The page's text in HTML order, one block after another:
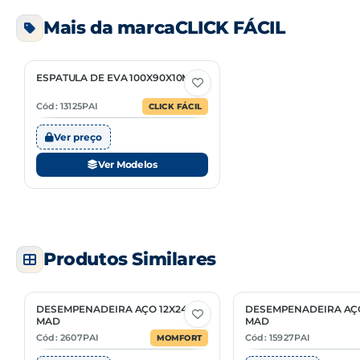
CÓDIGO
13123
13121
Mais da marcaCLICK FÁCIL
2 Opções
ESPATULA DE EVA 100X90X10MM
Cód: 13125PAI CLICK FÁCIL
Ver preço
Ver Modelos
Produtos Similares
2 Opções
DESEMPENADEIRA AÇO 12X24
MAD
Cód: 2607PAI MOMFORT
2 Opções
DESEMPENADEIRA
MAD
Cód: 15927PAI